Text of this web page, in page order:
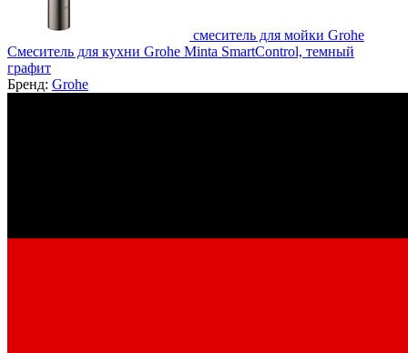
смеситель для мойки Grohe
Смеситель для кухни Grohe Minta SmartControl, темный
графит
Бренд: Grohe